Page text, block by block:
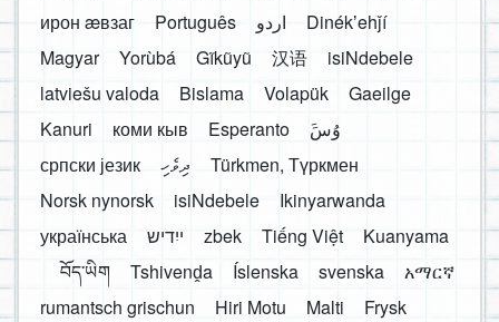
ирон æвзаг
Português اردو
Dinékʼehǰí
Magyar
Yorùbá Gĩkũyũ 汉语
isiNdebele
latviešu valoda
Bislama Volapük
Gaeilge
Kanuri
коми кыв Esperanto
َوُسَ
српски језик
ދިވެހި
Türkmen, Түркмен
Norsk nynorsk
isiNdebele
Ikinyarwanda
українська
ייִדיש zbek Tiếng Việt
Kuanyama
བོད་ཡིག
Tshivenḓa Íslenska svenska
አማርኛ
rumantsch grischun
Hiri Motu Malti Frysk